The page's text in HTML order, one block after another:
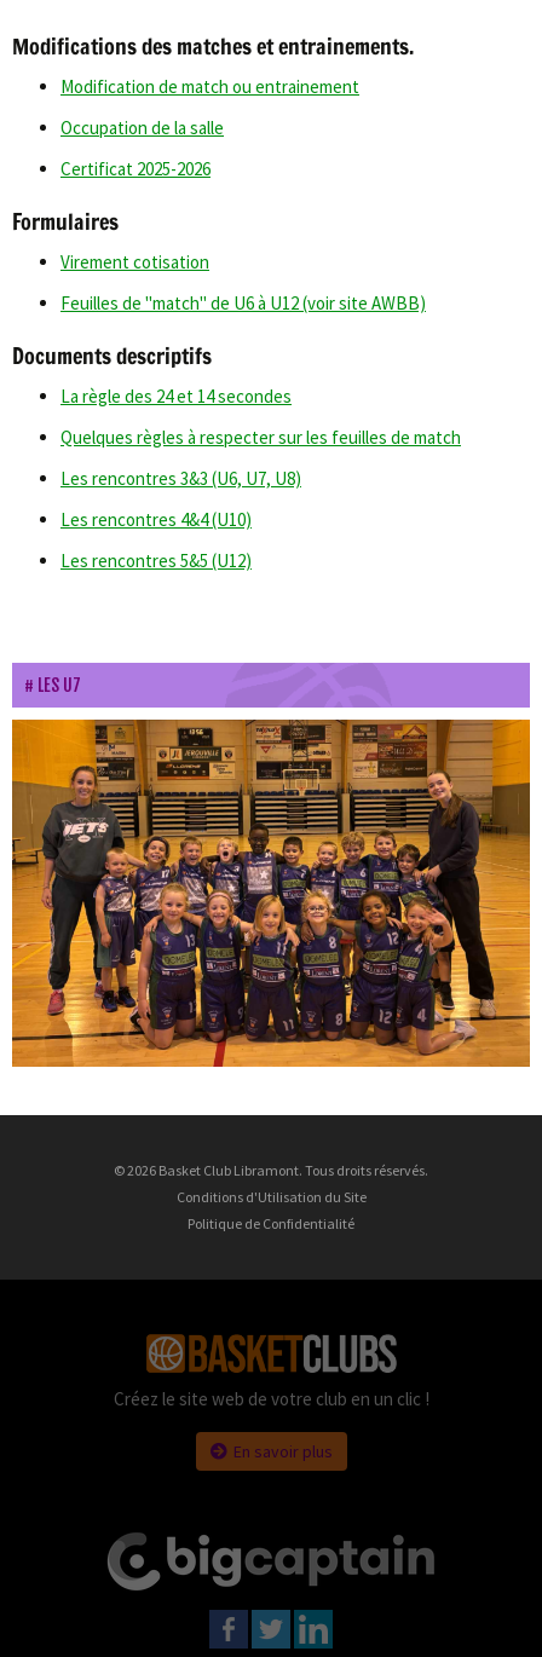
Modifications des matches et entrainements.
Modification de match ou entrainement
Occupation de la salle
Certificat 2025-2026
Formulaires
Virement cotisation
Feuilles de "match" de U6 à U12 (voir site AWBB)
Documents descriptifs
La règle des 24 et 14 secondes
Quelques règles à respecter sur les feuilles de match
Les rencontres 3&3 (U6, U7, U8)
Les rencontres 4&4 (U10)
Les rencontres 5&5 (U12)
LES U7
© 2026 Basket Club Libramont. Tous droits réservés.
Conditions d'Utilisation du Site
Politique de Confidentialité
Créez le site web de votre club en un clic !
En savoir plus